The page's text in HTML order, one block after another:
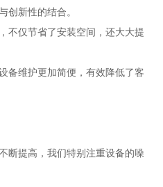
创新性的结合。
不仅节省了安装空间，还大大提
备维护更加简便，有效降低了客
断提高，我们特别注重设备的噪